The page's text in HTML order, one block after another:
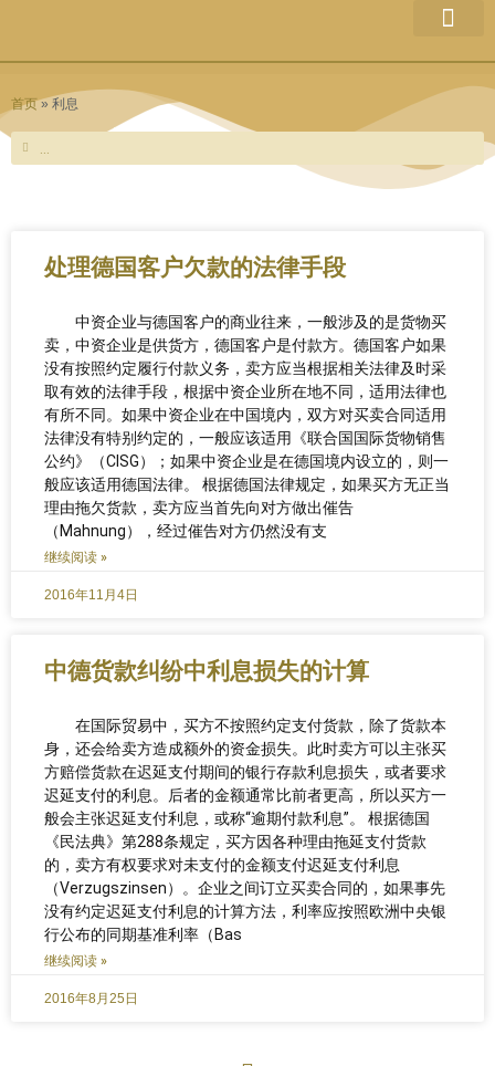
内
首页» 利息
Search
Search
处理德国客户欠款的法律手段
中资企业与德国客户的商业往来，一般涉及的是货物买
卖，中资企业是供货方，德国客户是付款方。德国客户如果
没有按照约定履行付款义务，卖方应当根据相关法律及时采
取有效的法律手段，根据中资企业所在地不同，适用法律也
有所不同。如果中资企业在中国境内，双方对买卖合同适用
法律没有特别约定的，一般应该适用《联合国国际货物销售
公约》（CISG）；如果中资企业是在德国境内设立的，则一
般应该适用德国法律。 根据德国法律规定，如果买方无正当
理由拖欠货款，卖方应当首先向对方做出催告
（Mahnung），经过催告对方仍然没有支
继续阅读 »
2016年11月4日
中德货款纠纷中利息损失的计算
在国际贸易中，买方不按照约定支付货款，除了货款本
身，还会给卖方造成额外的资金损失。此时卖方可以主张买
方赔偿货款在迟延支付期间的银行存款利息损失，或者要求
迟延支付的利息。后者的金额通常比前者更高，所以买方一
般会主张迟延支付利息，或称“逾期付款利息”。 根据德国
《民法典》第288条规定，买方因各种理由拖延支付货款
的，卖方有权要求对未支付的金额支付迟延支付利息
（Verzugszinsen）。企业之间订立买卖合同的，如果事先
没有约定迟延支付利息的计算方法，利率应按照欧洲中央银
行公布的同期基准利率（Bas
继续阅读 »
2016年8月25日